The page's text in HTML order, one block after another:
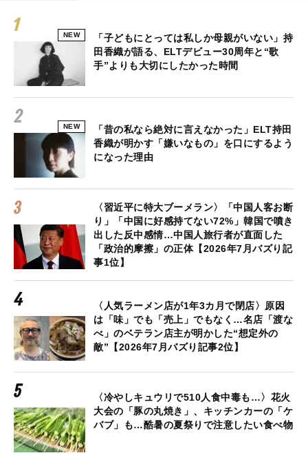
NEW
「子どもにとっては私しか母親がいない」持
田香織が語る、ELTデビュー30周年と“歌
手”よりも大切にしたかった時間
NEW
「昔の私なら絶対に言えなかった」ELT持田
香織が明かす「嫌いなもの」を口にするよう
になった理由
〈習近平に特大ブーメラン〉「中国人客お断
り」「中国に好感持てない72%」韓国で噴き
出した反中感情…中国人旅行者が直面した
「政治的摩擦」の正体【2026年7月バズり記
事1位】
〈人気ラーメン店が1年3カ月で閉店〉原因
は「味」でも「売上」でもなく…名店「渡な
べ」のベテラン店主が明かした“想定外の
敵”【2026年7月バズり記事2位】
〈冷やしキュウリで510人食中毒も…〉花火
大会の「豚の丸焼き」、キッチンカーの「ケ
バブ」も…酷暑の夏祭りで注意したい食べ物